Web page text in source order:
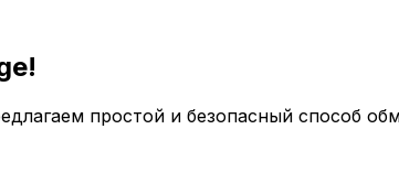
простой и безопасный способ